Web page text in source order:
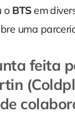
o BTSem
uma
feita